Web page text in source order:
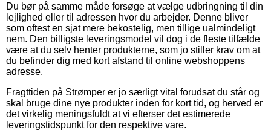
Du bør på samme måde forsøge at vælge udbringning til din
lejlighed eller til adressen hvor du arbejder. Denne bliver
som oftest en sjat mere bekostelig, men tillige ualmindeligt
nem. Den billigste leveringsmodel vil dog i de fleste tilfælde
være at du selv henter produkterne, som jo stiller krav om at
du befinder dig med kort afstand til online webshoppens
adresse.
Fragttiden på Strømper er jo særligt vital forudsat du står og
skal bruge dine nye produkter inden for kort tid, og herved er
det virkelig meningsfuldt at vi efterser det estimerede
leveringstidspunkt for den respektive vare.